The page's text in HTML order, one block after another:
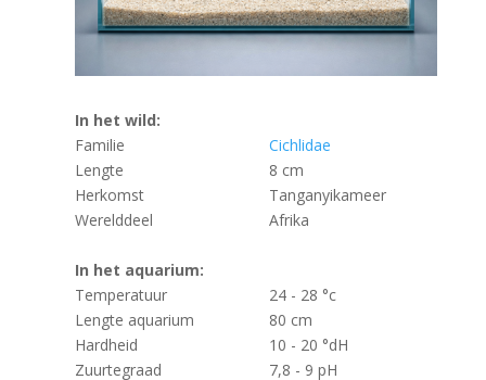
In het wild:
Familie
Cichlidae
Lengte
8 cm
Herkomst
Tanganyikameer
Werelddeel
Afrika
In het aquarium:
Temperatuur
24 - 28 °c
Lengte aquarium
80 cm
Hardheid
10 - 20 °dH
Zuurtegraad
7,8 - 9 pH